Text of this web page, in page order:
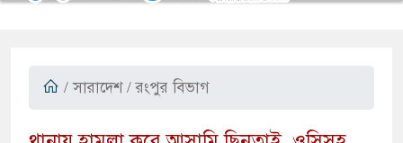
/ সারাদেশ / রংপুর বিভাগ